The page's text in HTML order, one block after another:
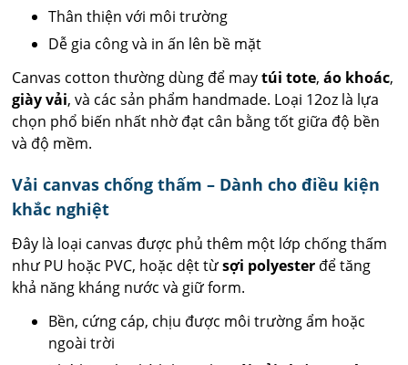
Thân thiện với môi trường
Dễ gia công và in ấn lên bề mặt
Canvas cotton thường dùng để maytúi tote,áo khoác,
giày vải, và các sản phẩm handmade. Loại 12oz là lựa
chọn phổ biến nhất nhờ đạt cân bằng tốt giữa độ bền
và độ mềm.
Vải canvas chống thấm – Dành cho điều kiện
khắc nghiệt
Đây là loại canvas được phủ thêm một lớp chống thấm
như PU hoặc PVC, hoặc dệt từsợi polyester để tăng
khả năng kháng nước và giữ form.
Bền, cứng cáp, chịu được môi trường ẩm hoặc
ngoài trời